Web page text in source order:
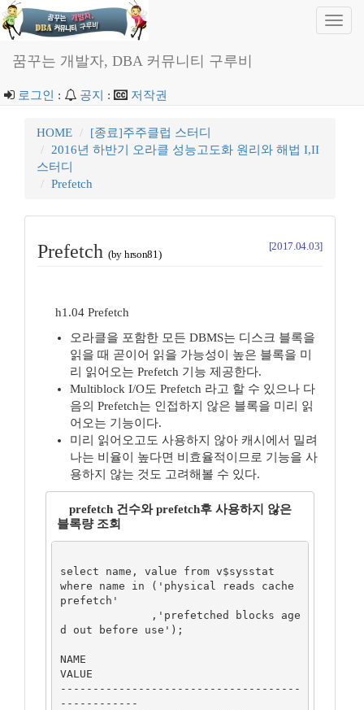
꿈꾸는 개발자, DBA 커뮤니티 구루비
로그인 : 공지 : 저작권
HOME
[종료]주주클럽 스터디
2016년 하반기 오라클 성능고도화 원리와 해법 I,II
스터디
Prefetch
Prefetch (by hrson81)
[2017.04.03]
h1.04 Prefetch
오라클을 포함한 모든 DBMS는 디스크 블록을
읽을 때 곧이어 읽을 가능성이 높은 블록을 미
리 읽어오는 Prefetch 기능 제공한다.
Multiblock I/O도 Prefetch 라고 할 수 있으나 다
음의 Prefetch는 인접하지 않은 블록을 미리 읽
어오는 기능이다.
미리 읽어오고도 사용하지 않아 캐시에서 밀려
나는 비율이 높다면 비효율적이므로 기능을 사
용하지 않는 것도 고려해볼 수 있다.
prefetch 건수와 prefetch후 사용하지 않은
블록량 조회
select name, value from v$sysstat
where name in ('physical reads cache
prefetch'
d out before use');
NAME
VALUE
-------------------------------------
------------